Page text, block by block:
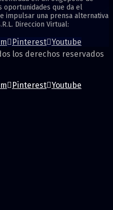
oportunidades que da el
impulsar una prensa alternativa
Direccion Virtual:
Pinterest Youtube
los derechos reservados
Pinterest Youtube